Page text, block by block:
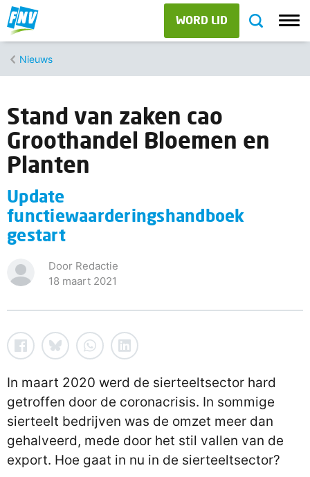
WORD LID
Nieuws
Stand van zaken cao
Groothandel Bloemen en
Planten
Update
functiewaarderingshandboek
gestart
Door Redactie
18 maart 2021
In maart 2020 werd de sierteeltsector hard
getroffen door de coronacrisis. In sommige
sierteelt bedrijven was de omzet meer dan
gehalveerd, mede door het stil vallen van de
export. Hoe gaat in nu in de sierteeltsector?